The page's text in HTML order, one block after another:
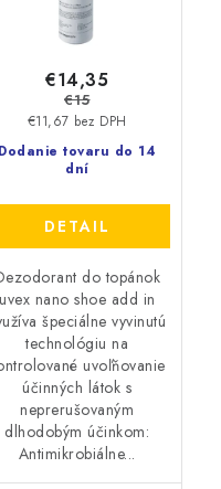
Dodanie tovaru do 14
dní
€11,67 bez DPH
€14,35
€15
DETAIL
do topánok
uvex nano shoe add in
špeciálne vyvinutú
technológiu na
uvoľňovanie
účinných látok s
neprerušovaným
dlhodobým účinkom:
Antimikrobiálne...